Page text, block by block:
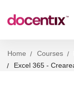
Home Courses
Excel 365 -